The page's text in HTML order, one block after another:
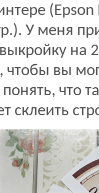
У меня
на
вы
понять, что
склеить